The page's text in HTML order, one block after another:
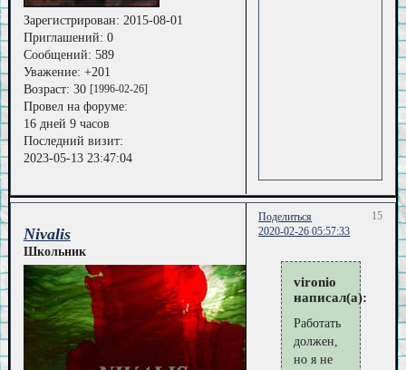
Зарегистрирован: 2015-08-01
Приглашений: 0
Сообщений: 589
Уважение: +201
Возраст: 30 [1996-02-26]
Провел на форуме:
16 дней 9 часов
Последний визит:
2023-05-13 23:47:04
Поделиться
15
2020-02-26 05:57:33
Nivalis
Школьник
vironio
написал(а):
Работать
должен,
но я не